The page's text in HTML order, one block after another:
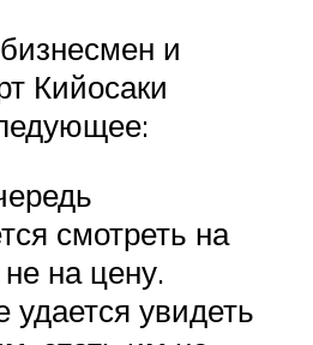
и
Кийосаки
смотреть на
на цену.
удается увидеть